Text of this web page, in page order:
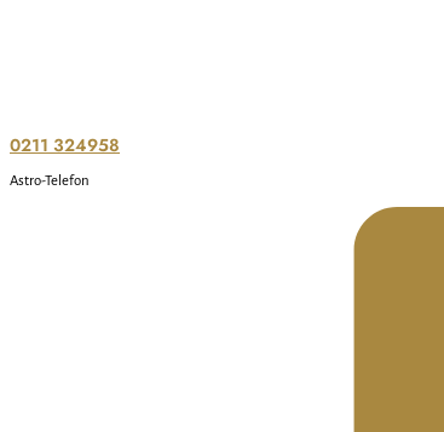
0211 324958
Astro-Telefon